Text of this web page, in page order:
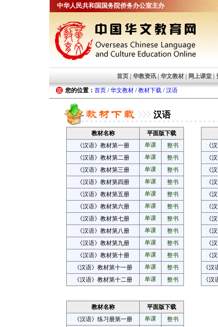
中华人民共和国国务院侨务办公室主办
首页| 华教资讯| 华文教材| 网上课堂|
您的位置： 首页 /华文教材 /教材下载 /汉语
汉语
教材名称
平面版下载
《汉语》教材第一册
单课
整书
《汉语》教材第二册
单课
整书
《汉语》教材第三册
单课
整书
《汉语》教材第四册
单课
整书
《汉语》教材第五册
单课
整书
《汉语》教材第六册
单课
整书
《汉语》教材第七册
单课
整书
《汉语》教材第八册
单课
整书
《汉语》教材第九册
单课
整书
《汉语》教材第十册
单课
整书
《汉语》教材第十一册
单课
整书
《汉语》教材第十二册
单课 整书
《
《
《
《
《
《
《
《
《
《
《
《
教材名称
平面版下载
《汉语》练习册第一册
单课
整书